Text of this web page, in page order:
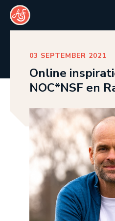
03 SEPTEMBER 2021
Online
NOC*NSF en